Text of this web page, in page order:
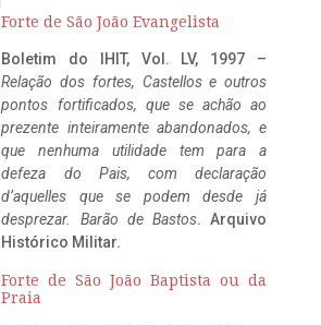
Forte de São João Evangelista
Boletim do IHIT, Vol. LV, 1997 –
Relação dos fortes, Castellos e outros
pontos fortificados, que se achão ao
prezente inteiramente abandonados, e
que nenhuma utilidade tem para a
defeza do Pais, com declaração
d’aquelles que se podem desde já
desprezar. Barão de Bastos. Arquivo
Histórico Militar.
Forte de São João Baptista ou da
Praia